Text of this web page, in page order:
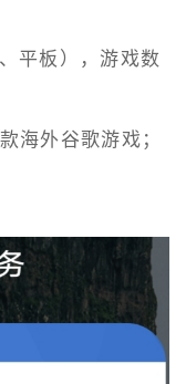
平板），游戏数
海外谷歌游戏；